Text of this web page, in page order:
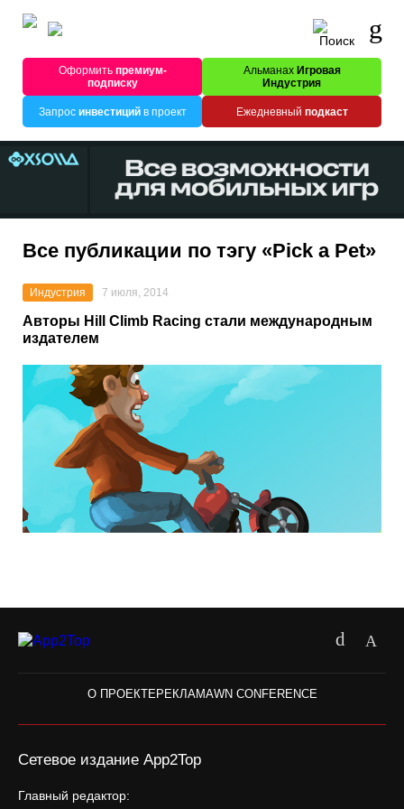
Оформитьпремиум-
подписку
Альманах Игровая
Индустрия
Запрос инвестицийв проект Ежедневный подкаст
Все публикации по тэгу «Pick a Pet»
Индустрия 7 июля, 2014
Авторы Hill Climb Racing стали международным
издателем
О ПРОЕКТЕРЕКЛАМАWN CONFERENCE
Сетевое издание App2Top
Главный редактор: